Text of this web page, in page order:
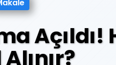
Açıldı!